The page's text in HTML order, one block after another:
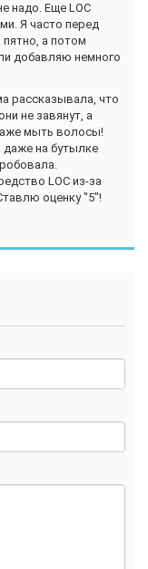
надо. Еще LOC
Я часто перед
а потом
добавляю немного
рассказывала, что
не завянут, а
мыть волосы!
на бутылке
LOC из-за
оценку "5"!